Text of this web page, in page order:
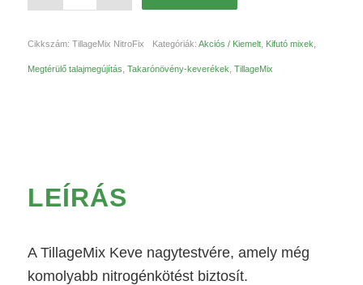
Cikkszám: TillageMix NitroFix Kategóriák: Akciós / Kiemelt, Kifutó mixek,
Megtérülő talajmegújítás, Takarónövény-keverékek, TillageMix
LEÍRÁS
A TillageMix Keve nagytestvére, amely még
komolyabb nitrogénkötést biztosít.